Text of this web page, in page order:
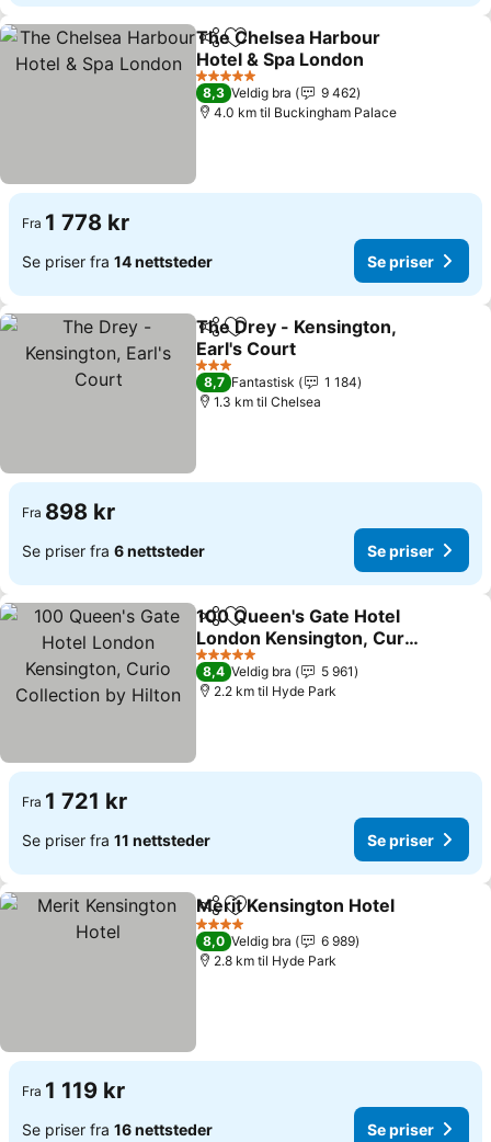
Del Legg til i favoritter
The Chelsea Harbour
Hotel & Spa London
Se priser
5 Stjerner
8,3 Veldig bra
9 462
4.0 km til Buckingham Palace
Fra 1 778 kr
Se priser fra 14 nettsteder Se priser
Del Legg til i favoritter
The Drey - Kensington,
Earl's Court
Se priser
3 Stjerner
8,7 Fantastisk
1 184
1.3 km til Chelsea
Fra 898 kr
Se priser fra 6 nettsteder Se priser
Del Legg til i favoritter
100 Queen's Gate Hotel
London Kensington, Curio
Collection by Hilton
Se priser
5 Stjerner
8,4 Veldig bra
5 961
2.2 km til Hyde Park
Fra 1 721 kr
Se priser fra 11 nettsteder Se priser
Del Legg til i favoritter
Merit Kensington Hotel
4 Stjerner
8,0 Veldig bra
6 989
2.8 km til Hyde Park
Fra 1 119 kr
Se priser fra 16 nettsteder Se priser